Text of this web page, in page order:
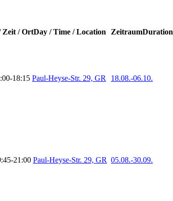
Zeit / OrtDay / Time / Location ZeitraumDuration
18:15 Paul-Heyse-Str. 29, GR 18.08.-06.10.
21:00 Paul-Heyse-Str. 29, GR 05.08.-30.09.